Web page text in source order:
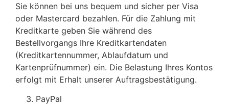
Sie können bei uns bequem und sicher per Visa
oder Mastercard bezahlen. Für die Zahlung mit
Kreditkarte geben Sie während des
Bestellvorgangs Ihre Kreditkartendaten
(Kreditkartennummer, Ablaufdatum und
Kartenprüfnummer) ein. Die Belastung Ihres Kontos
erfolgt mit Erhalt unserer Auftragsbestätigung.
PayPal